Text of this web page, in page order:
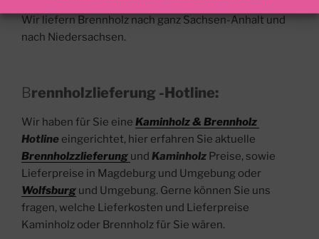
Wir liefern Brennholz nach ganz Sachsen-Anhalt und
nach Niedersachsen.
Brennholzlieferung -Hotline:
Wir haben für Sie eine Kaminholz & Brennholz
Hotline eingerichtet, hier erfahren Sie aktuelle
Brennholzzlieferung und Kaminholz Preise, sowie
Lieferpreise in Magdeburg und Umgebung oder
Wolfsburg und Umgebung. Gerne können Sie uns
fragen, welche Lieferkosten und Lieferpreise
Kaminholz oder Brennholz für Sie wären.